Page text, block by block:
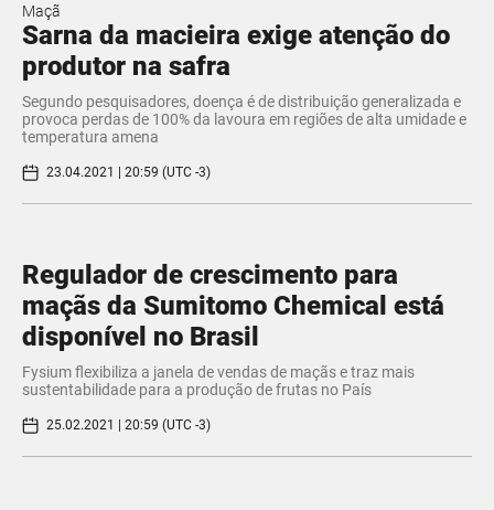
Maçã
Sarna da macieira exige atenção do
produtor na safra
Segundo pesquisadores, doença é de distribuição generalizada e
provoca perdas de 100% da lavoura em regiões de alta umidade e
temperatura amena
23.04.2021 | 20:59 (UTC -3)
Regulador de crescimento para
maçãs da Sumitomo Chemical está
disponível no Brasil
Fysium flexibiliza a janela de vendas de maçãs e traz mais
sustentabilidade para a produção de frutas no País
25.02.2021 | 20:59 (UTC -3)